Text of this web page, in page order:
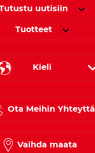
uutisiin
Tuotteet
Kieli
Danish
Norwegian
Ota Meihin Yhteyttä
Vaihda maata